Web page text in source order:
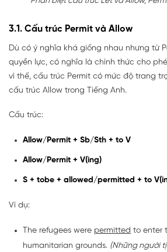
3.1. Cấu trúc Permit và Allow
Dù có ý nghĩa khá giống nhau nhưng từ
quyền lực, có nghĩa là chính thức cho
vì thế, cấu trúc Permit có mức độ trang
cấu trúc Allow trong Tiếng Anh.
Cấu trúc:
Allow/Permit + Sb/Sth + to V
Allow/Permit + V(ing)
S + tobe + allowed/permitted + to
Ví dụ:
The refugees were permitted to enter
humanitarian grounds. (Những người